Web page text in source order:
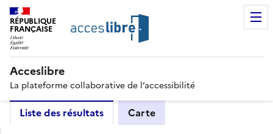
RÉPUBLIQUE
FRANÇAISE
Acceslibre
La plateforme collaborative de l’accessibilité
Liste des résultats Carte